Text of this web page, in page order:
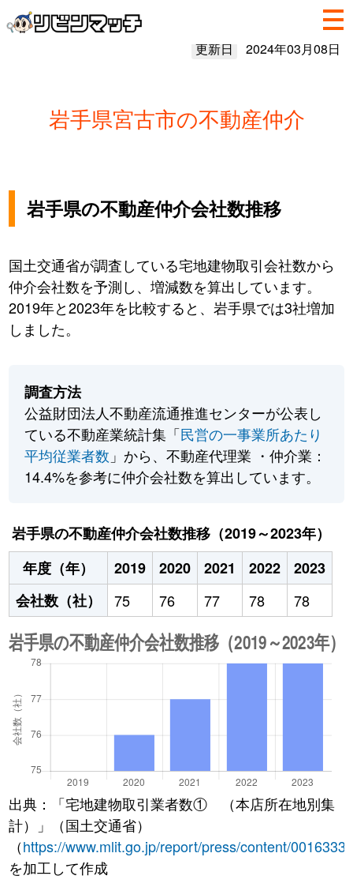
更新日 2024年03月08日
岩手県宮古市の不動産仲介
岩手県の不動産仲介会社数推移
国土交通省が調査している宅地建物取引会社数から
仲介会社数を予測し、増減数を算出しています。
2019年と2023年を比較すると、岩手県では3社増加
しました。
調査方法
公益財団法人不動産流通推進センターが公表し
ている不動産業統計集「民営の一事業所あたり
平均従業者数 」から、不動産代理業 ・仲介業：
14.4%を参考に仲介会社数を算出しています。
岩手県の不動産仲介会社数推移（2019～2023年）
年度（年）
2019 2020 2021 2022
2023
会社数（社）
75 76 77 78 78
出典：「宅地建物取引業者数① （本店所在地別集
計）」（国土交通省）
（https://www.mlit.go.jp/report/press/content/
を加工して作成